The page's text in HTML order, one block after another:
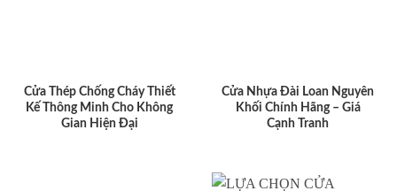
Cửa Thép Chống Cháy Thiết
Kế Thông Minh Cho Không
Gian Hiện Đại
Cửa Nhựa Đài Loan Nguyên
Khối Chính Hãng – Giá
Cạnh Tranh